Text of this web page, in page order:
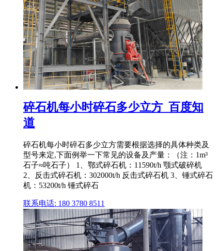
碎石机每小时碎石多少立方_百度知
道
碎石机每小时碎石多少立方需要根据选择的具体种类及
型号来定,下面例举一下常见的设备及产量：（注：1m³
石子≈吨石子） 1、鄂式碎石机：11590t/h 颚式破碎机
2、反击式碎石机：302000t/h 反击式碎石机 3、锤式碎石
机：53200t/h 锤式碎石
联系电话: 180 3780 8511